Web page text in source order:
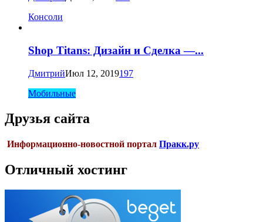
Консоли
Shop Titans: Дизайн и Сделка —...
ДмитрийИюл 12, 2019197
Мобильные
Друзья сайта
Информационно-новостной портал Пракк.ру
Отличный хостинг